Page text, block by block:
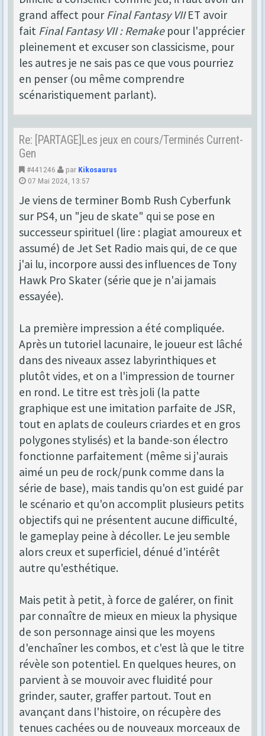
grand affect pourFinal Fantasy VIIET avoir
fait Final Fantasy VII : Remakepour l'apprécier
pleinement et excuser son classicisme, pour
les autres je ne sais pas ce que vous pourriez
en penser (ou même comprendre
scénaristiquement parlant).
Re: [PARTAGE]Les jeux en cours/Terminés Current-
Gen
#441246 par Kikosaurus
07 Mai 2024, 13:57
Je viens de terminer Bomb Rush Cyberfunk
sur PS4, un "jeu de skate" qui se pose en
successeur spirituel (lire : plagiat amoureux et
assumé) de Jet Set Radio mais qui, de ce que
j'ai lu, incorpore aussi des influences de Tony
Hawk Pro Skater (série que je n'ai jamais
essayée).
La première impression a été compliquée.
Après un tutoriel lacunaire, le joueur est lâché
dans des niveaux assez labyrinthiques et
plutôt vides, et on a l'impression de tourner
en rond. Le titre est très joli (la patte
graphique est une imitation parfaite de JSR,
tout en aplats de couleurs criardes et en gros
polygones stylisés) et la bande-son électro
fonctionne parfaitement (même si j'aurais
aimé un peu de rock/punk comme dans la
série de base), mais tandis qu'on est guidé par
le scénario et qu'on accomplit plusieurs petits
objectifs qui ne présentent aucune difficulté,
le gameplay peine à décoller. Le jeu semble
alors creux et superficiel, dénué d'intérêt
autre qu'esthétique.
Mais petit à petit, à force de galérer, on finit
par connaître de mieux en mieux la physique
de son personnage ainsi que les moyens
d'enchaîner les combos, et c'est là que le titre
révèle son potentiel. En quelques heures, on
parvient à se mouvoir avec fluidité pour
grinder, sauter, graffer partout. Tout en
avançant dans l'histoire, on récupère des
tenues cachées ou de nouveaux morceaux de